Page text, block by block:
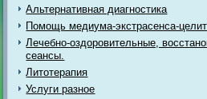
Альтернативная диагностика
Помощь медиума-экстрасенса-
Лечебно-оздоровительные,
сеансы.
Литотерапия
Услуги разное